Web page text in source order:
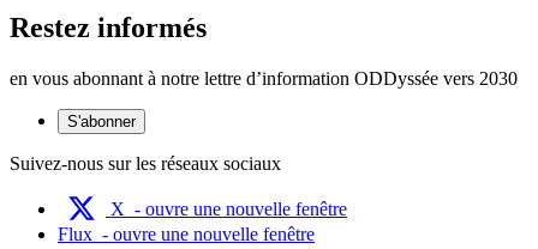
Restez informés
en vous abonnant à notre lettre d’information ODDyssée vers 2030
S'abonner
Suivez-nous sur les réseaux sociaux
X - ouvre une nouvelle fenêtre
Flux - ouvre une nouvelle fenêtre